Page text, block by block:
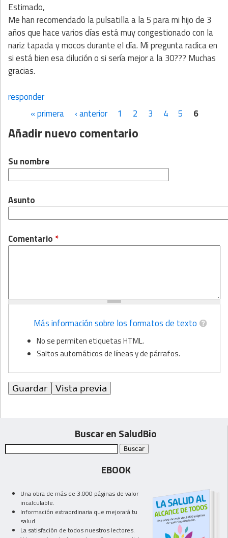
Estimado,
Me han recomendado la pulsatilla a la 5 para mi hijo de 3
años que hace varios días está muy congestionado con la
nariz tapada y mocos durante el día. Mi pregunta radica en
si está bien esa dilución o si sería mejor a la 30??? Muchas
gracias.
responder
Páginas
« primera ‹ anterior 1 2 3 4 5 6
Añadir nuevo comentario
Su nombre
Asunto
Comentario *
Más información sobre los formatos de texto
No se permiten etiquetas HTML.
Saltos automáticos de líneas y de párrafos.
Buscar en SaludBio
EBOOK
Una obra de más de 3.000 páginas de valor
incalculable.
Información extraordinaria que mejorará tu
salud.
La satisfación de todos nuestros lectores.